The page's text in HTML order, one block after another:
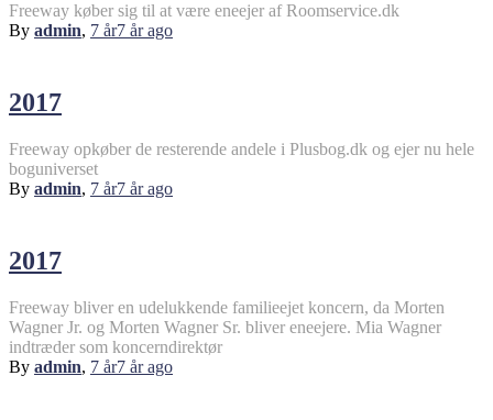
Freeway køber sig til at være eneejer af Roomservice.dk
By admin, 7 år7 årago
2017
Freeway opkøber de resterende andele i Plusbog.dk og ejer nu hele
boguniverset
By admin, 7 år7 årago
2017
Freeway bliver en udelukkende familieejet koncern, da Morten
Wagner Jr. og Morten Wagner Sr. bliver eneejere. Mia Wagner
indtræder som koncerndirektør
By admin, 7 år7 årago